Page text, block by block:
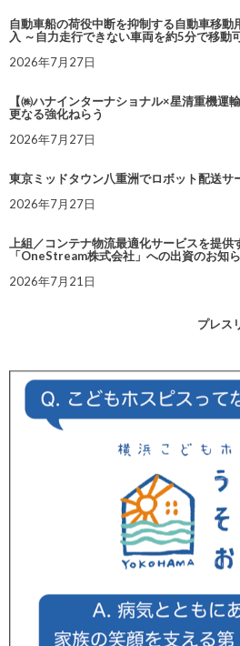
自動車船の荷役中断を抑制する自動車移動
入 ～自力走行できない車両を約5分で移動
2026年7月27日
【㈱ハナインターナショナル×星清重機運
更なる強化ねらう
2026年7月27日
東京ミッドタウン八重洲でロボット配送サ
2026年7月27日
上組／コンテナ物流最適化サービスを提
「OneStream株式会社」への出資のお知
2026年7月21日
プレス